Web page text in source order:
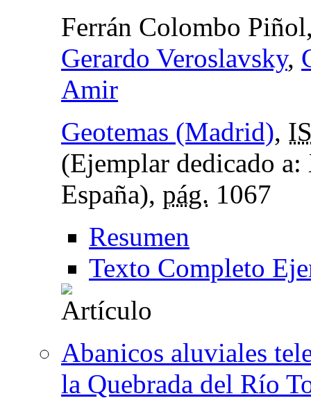
Ferrán Colombo
Gerardo Veroslavsky,
Amir
Geotemas (Madrid),
(Ejemplar dedicado
España), pág. 1067
Resumen
Texto Completo
Abanicos aluviales
la Quebrada del Río